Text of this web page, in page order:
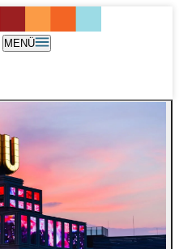
MENÜ